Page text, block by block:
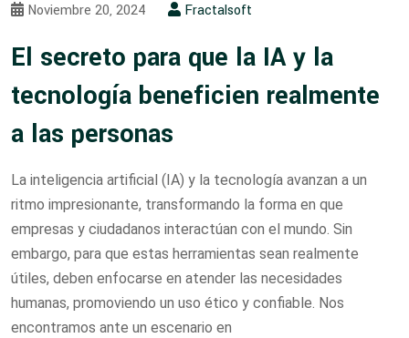
Noviembre 20, 2024 Fractalsoft
El secreto para que la IA y la
tecnología beneficien realmente
a las personas
La inteligencia artificial (IA) y la tecnología avanzan a un
ritmo impresionante, transformando la forma en que
empresas y ciudadanos interactúan con el mundo. Sin
embargo, para que estas herramientas sean realmente
útiles, deben enfocarse en atender las necesidades
humanas, promoviendo un uso ético y confiable. Nos
encontramos ante un escenario en